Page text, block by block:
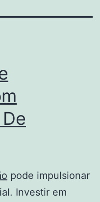
pode impulsionar
Investir em